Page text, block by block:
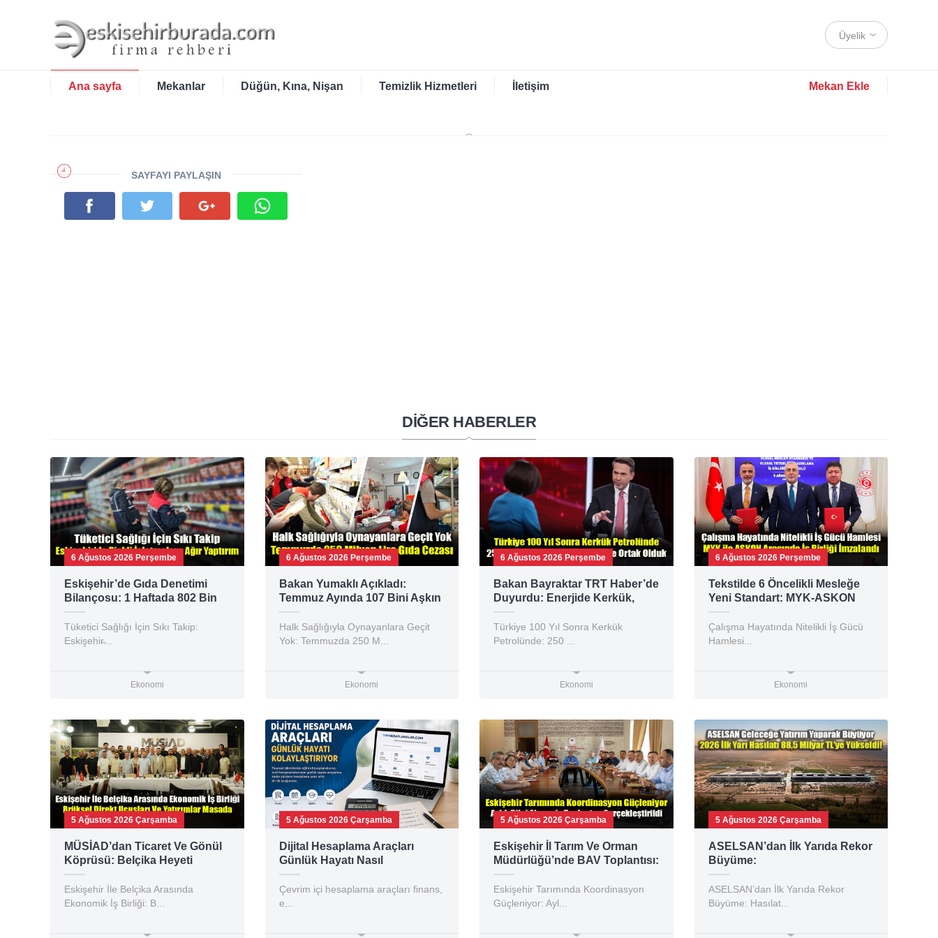
Üyelik
Ana sayfa Mekanlar Düğün, Kına, Nişan Temizlik Hizmetleri İletişim Mekan Ekle
SAYFAYI PAYLAŞIN
DİĞER HABERLER
6 Ağustos 2026 Perşembe
Eskişehir’de Gıda Denetimi
Bilançosu: 1 Haftada 802 Bin
TL Ceza!
Tüketici Sağlığı İçin Sıkı Takip:
Eskişehir̵...
Ekonomi
6 Ağustos 2026 Perşembe
Bakan Yumaklı Açıkladı:
Temmuz Ayında 107 Bini Aşkın
Gıda Denetimi Yapıldı
Halk Sağlığıyla Oynayanlara Geçit
Yok: Temmuzda 250 M...
Ekonomi
6 Ağustos 2026 Perşembe
Bakan Bayraktar TRT Haber’de
Duyurdu: Enerjide Kerkük,
Gabar ve Karadeniz Hamlesi
Türkiye 100 Yıl Sonra Kerkük
Petrolünde: 250 ...
Ekonomi
6 Ağustos 2026 Perşembe
Tekstilde 6 Öncelikli Mesleğe
Yeni Standart: MYK-ASKON
Protokolü İmzalandı
Çalışma Hayatında Nitelikli İş Gücü
Hamlesi...
Ekonomi
5 Ağustos 2026 Çarşamba
MÜSİAD’dan Ticaret Ve Gönül
Köprüsü: Belçika Heyeti
Eskişehir’de Ağırlandı
Eskişehir İle Belçika Arasında
Ekonomik İş Birliği: B...
5 Ağustos 2026 Çarşamba
Dijital Hesaplama Araçları
Günlük Hayatı Nasıl
Kolaylaştırıyor?
Çevrim içi hesaplama araçları finans,
e...
5 Ağustos 2026 Çarşamba
Eskişehir İl Tarım Ve Orman
Müdürlüğü’nde BAV Toplantısı:
Çalışmalar Masaya Yatırıldı
Eskişehir Tarımında Koordinasyon
Güçleniyor: Ayl...
5 Ağustos 2026 Çarşamba
ASELSAN’dan İlk Yarıda Rekor
Büyüme:
ASELSAN’dan İlk Yarıda Rekor
Büyüme: Hasılat...